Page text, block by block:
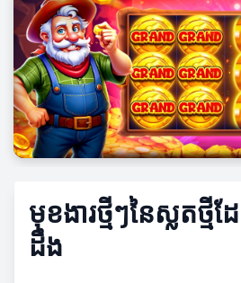
មុខងារថ្មីៗនៃស្លតថ្មី
ដឹង